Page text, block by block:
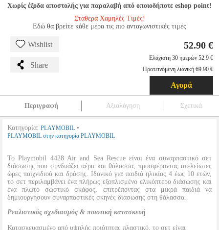
Χωρίς έξοδα αποστολής για παραλαβή από οποιοδήποτε eshop point!
Σταθερά Χαμηλές Τιμές!
Εδώ θα βρείτε κάθε μέρα τις πιο ανταγωνιστικές τιμές
Wishlist
Share
52.90 €
Ελάχιστη 30 ημερών 52.9 €
Προτεινόμενη λιανική 69.90 €
Αγορά
Περιγραφή Αξιολόγηση Σχετικά
Κατηγορία: PLAYMOBIL •
PLAYMOBIL στην κατηγορία PLAYMOBIL
Το Playmobil 4428 Air and Sea Rescue είναι ένα συναρπαστικό σετ
διάσωσης που συνδυάζει αέρα και θάλασσα, προσφέροντας ατελείωτες
ώρες παιχνιδιού και δράσης. Ιδανικό για παιδιά ηλικίας 4 έως 10 ετών,
το σετ περιλαμβάνει ένα πλήρως εξοπλισμένο ελικόπτερο διάσωσης και
ένα πλωτό σωστικό σκάφος, επιτρέποντας στα μικρά παιδιά να
δημιουργήσουν συναρπαστικές σκηνές διάσωσης στη θάλασσα.
Ρεαλιστικός σχεδιασμός & ποιοτική κατασκευή
Κατασκευασμένο από υψηλής ποιότητας πλαστικό, το σετ είναι